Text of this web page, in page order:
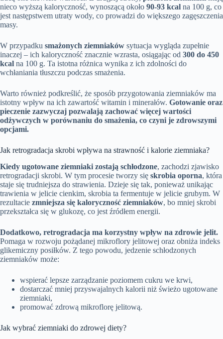
nieco wyższą kaloryczność, wynoszącą około 90-93 kcal na 100 g, co
jest następstwem utraty wody, co prowadzi do większego zagęszczenia
masy.
W przypadku smażonych ziemniaków sytuacja wygląda zupełnie
inaczej – ich kaloryczność znacznie wzrasta, osiągając od 300 do 450
kcal na 100 g. Ta istotna różnica wynika z ich zdolności do
wchłaniania tłuszczu podczas smażenia.
Warto również podkreślić, że sposób przygotowania ziemniaków ma
istotny wpływ na ich zawartość witamin i minerałów. Gotowanie oraz
pieczenie zazwyczaj pozwalają zachować więcej wartości
odżywczych w porównaniu do smażenia, co czyni je zdrowszymi
opcjami.
Jak retrogradacja skrobi wpływa na strawność i kalorie ziemniaka?
Kiedy ugotowane ziemniaki zostają schłodzone, zachodzi zjawisko
retrogradacji skrobi. W tym procesie tworzy się skrobia oporna, która
staje się trudniejsza do strawienia. Dzieje się tak, ponieważ unikając
trawienia w jelicie cienkim, skrobia ta fermentuje w jelicie grubym. W
rezultacie zmniejsza się kaloryczność ziemniaków, bo mniej skrobi
przekształca się w glukozę, co jest źródłem energii.
Dodatkowo, retrogradacja ma korzystny wpływ na zdrowie jelit.
Pomaga w rozwoju pożądanej mikroflory jelitowej oraz obniża indeks
glikemiczny posiłków. Z tego powodu, jedzenie schłodzonych
ziemniaków może:
wspierać lepsze zarządzanie poziomem cukru we krwi,
dostarczać mniej przyswajalnych kalorii niż świeżo ugotowane
ziemniaki,
promować zdrową mikroflorę jelitową.
Jak wybrać ziemniaki do zdrowej diety?